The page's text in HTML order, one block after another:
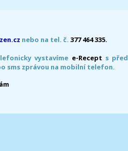
nebo na tel. č. 377 464 335.
vystavíme e-Recept s
sms zprávou na mobilní telefon.